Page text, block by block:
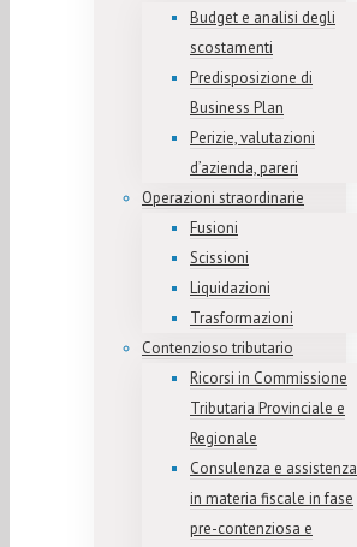
Budget e analisi degli
scostamenti
Predisposizione di
Business Plan
Perizie, valutazioni
d’azienda, pareri
Operazioni straordinarie
Fusioni
Scissioni
Liquidazioni
Trasformazioni
Contenzioso tributario
Ricorsi in Commissione
Tributaria Provinciale e
Regionale
Consulenza e assistenza
in materia fiscale in fase
pre-contenziosa e